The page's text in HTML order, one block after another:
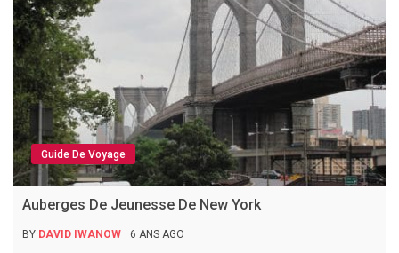
Guide De Voyage
Auberges De Jeunesse De New York
BY DAVID IWANOW 6 ANS AGO